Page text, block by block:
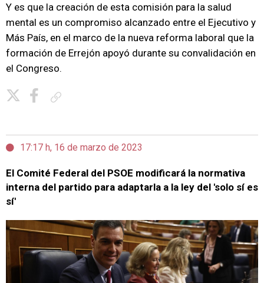
Y es que la creación de esta comisión para la salud
mental es un compromiso alcanzado entre el Ejecutivo y
Más País, en el marco de la nueva reforma laboral que la
formación de Errejón apoyó durante su convalidación en
el Congreso.
17:17 h, 16 de marzo de 2023
El Comité Federal del PSOE modificará la normativa
interna del partido para adaptarla a la ley del 'solo sí es
sí'